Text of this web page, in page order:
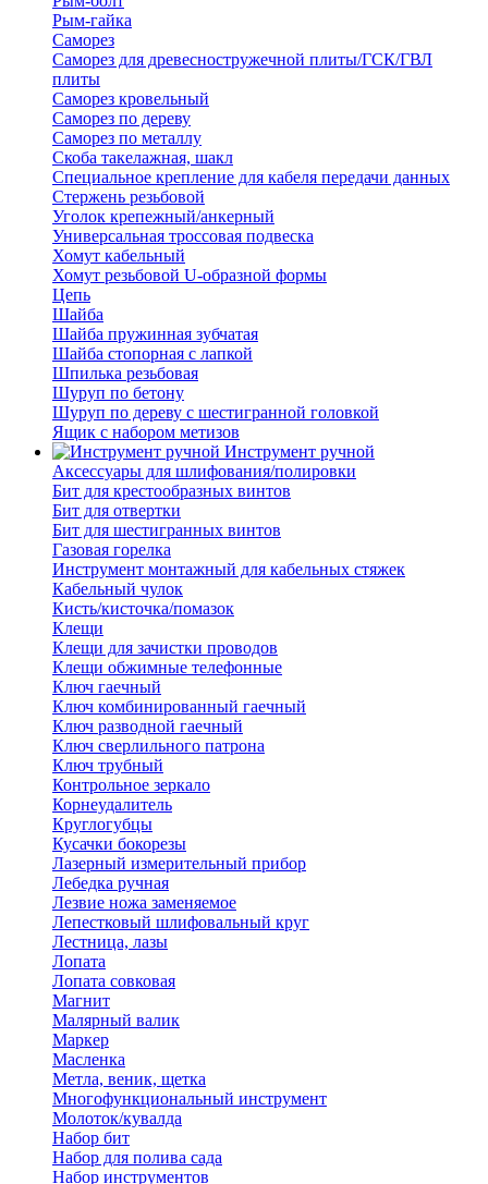
Рым-гайка
Саморез
Саморез для древесностружечной плиты/ГСК/ГВЛ
плиты
Саморез кровельный
Саморез по дереву
Саморез по металлу
Скоба такелажная, шакл
Специальное крепление для кабеля передачи данных
Стержень резьбовой
Уголок крепежный/анкерный
Универсальная троссовая подвеска
Хомут кабельный
Хомут резьбовой U-образной формы
Цепь
Шайба
Шайба пружинная зубчатая
Шайба стопорная с лапкой
Шпилька резьбовая
Шуруп по бетону
Шуруп по дереву с шестигранной головкой
Ящик с набором метизов
Инструмент ручной
Аксессуары для шлифования/полировки
Бит для крестообразных винтов
Бит для отвертки
Бит для шестигранных винтов
Газовая горелка
Инструмент монтажный для кабельных стяжек
Кабельный чулок
Кисть/кисточка/помазок
Клещи
Клещи для зачистки проводов
Клещи обжимные телефонные
Ключ гаечный
Ключ комбинированный гаечный
Ключ разводной гаечный
Ключ сверлильного патрона
Ключ трубный
Контрольное зеркало
Корнеудалитель
Круглогубцы
Кусачки бокорезы
Лазерный измерительный прибор
Лебедка ручная
Лезвие ножа заменяемое
Лепестковый шлифовальный круг
Лестница, лазы
Лопата
Лопата совковая
Магнит
Малярный валик
Маркер
Масленка
Метла, веник, щетка
Многофункциональный инструмент
Молоток/кувалда
Набор бит
Набор для полива сада
Набор инструментов